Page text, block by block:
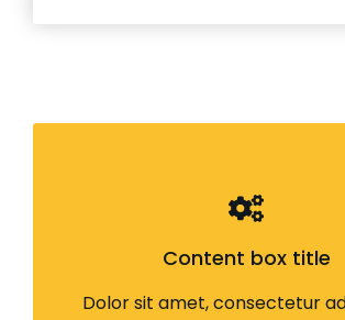
Content box title
Dolor sit amet, consectetur